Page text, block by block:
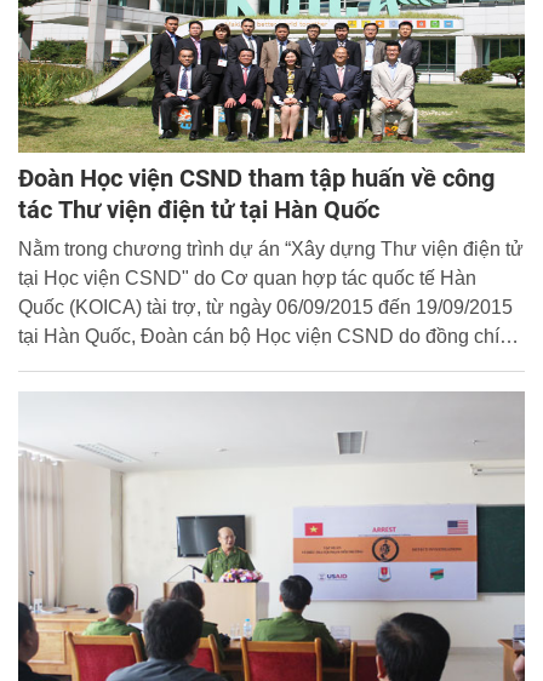
Đoàn Học viện CSND tham tập huấn về công
tác Thư viện điện tử tại Hàn Quốc
Nằm trong chương trình dự án “Xây dựng Thư viện điện tử
tại Học viện CSND" do Cơ quan hợp tác quốc tế Hàn
Quốc (KOICA) tài trợ, từ ngày 06/09/2015 đến 19/09/2015
tại Hàn Quốc, Đoàn cán bộ Học viện CSND do đồng chí
Học viện làm Trưởng đoàn đã tham dự Khóa tập huấn đợt
trong công tác quản lý hệ thống Thư viện điện tử”.